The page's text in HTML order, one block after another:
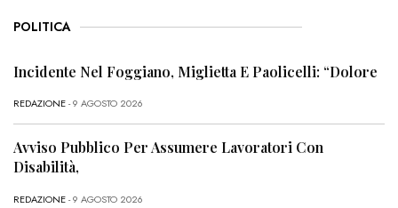
POLITICA
Incidente Nel Foggiano, Miglietta E Paolicelli: “Dolore
REDAZIONE- 9 AGOSTO 2026
Avviso Pubblico Per Assumere Lavoratori Con
Disabilità,
REDAZIONE- 9 AGOSTO 2026